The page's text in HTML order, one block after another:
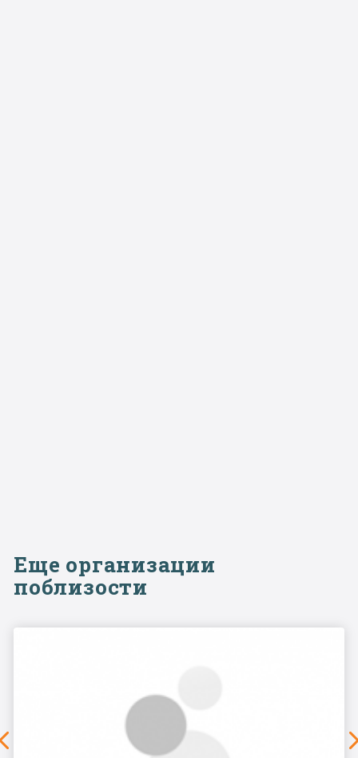
Еще организации
поблизости